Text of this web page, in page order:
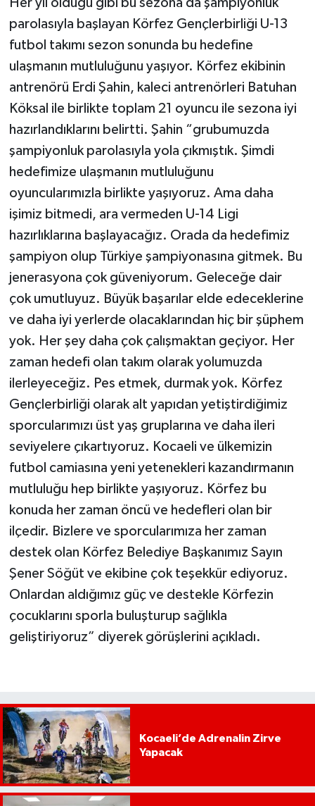
parolasıyla başlayan Körfez Gençlerbirliği U-13
futbol takımı sezon sonunda bu hedefine
ulaşmanın mutluluğunu yaşıyor. Körfez ekibinin
antrenörü Erdi Şahin, kaleci antrenörleri Batuhan
Köksal ile birlikte toplam 21 oyuncu ile sezona iyi
hazırlandıklarını belirtti. Şahin “grubumuzda
şampiyonluk parolasıyla yola çıkmıştık. Şimdi
hedefimize ulaşmanın mutluluğunu
oyuncularımızla birlikte yaşıyoruz. Ama daha
işimiz bitmedi, ara vermeden U-14 Ligi
hazırlıklarına başlayacağız. Orada da hedefimiz
şampiyon olup Türkiye şampiyonasına gitmek. Bu
jenerasyona çok güveniyorum. Geleceğe dair
çok umutluyuz. Büyük başarılar elde edeceklerine
ve daha iyi yerlerde olacaklarından hiç bir şüphem
yok. Her şey daha çok çalışmaktan geçiyor. Her
zaman hedefi olan takım olarak yolumuzda
ilerleyeceğiz. Pes etmek, durmak yok. Körfez
Gençlerbirliği olarak alt yapıdan yetiştirdiğimiz
sporcularımızı üst yaş gruplarına ve daha ileri
seviyelere çıkartıyoruz. Kocaeli ve ülkemizin
futbol camiasına yeni yetenekleri kazandırmanın
mutluluğu hep birlikte yaşıyoruz. Körfez bu
konuda her zaman öncü ve hedefleri olan bir
ilçedir. Bizlere ve sporcularımıza her zaman
destek olan Körfez Belediye Başkanımız Sayın
Şener Söğüt ve ekibine çok teşekkür ediyoruz.
Onlardan aldığımız güç ve destekle Körfezin
çocuklarını sporla buluşturup sağlıkla
geliştiriyoruz” diyerek görüşlerini açıkladı.
Kocaeli’de Adrenalin Zirve
Yapacak